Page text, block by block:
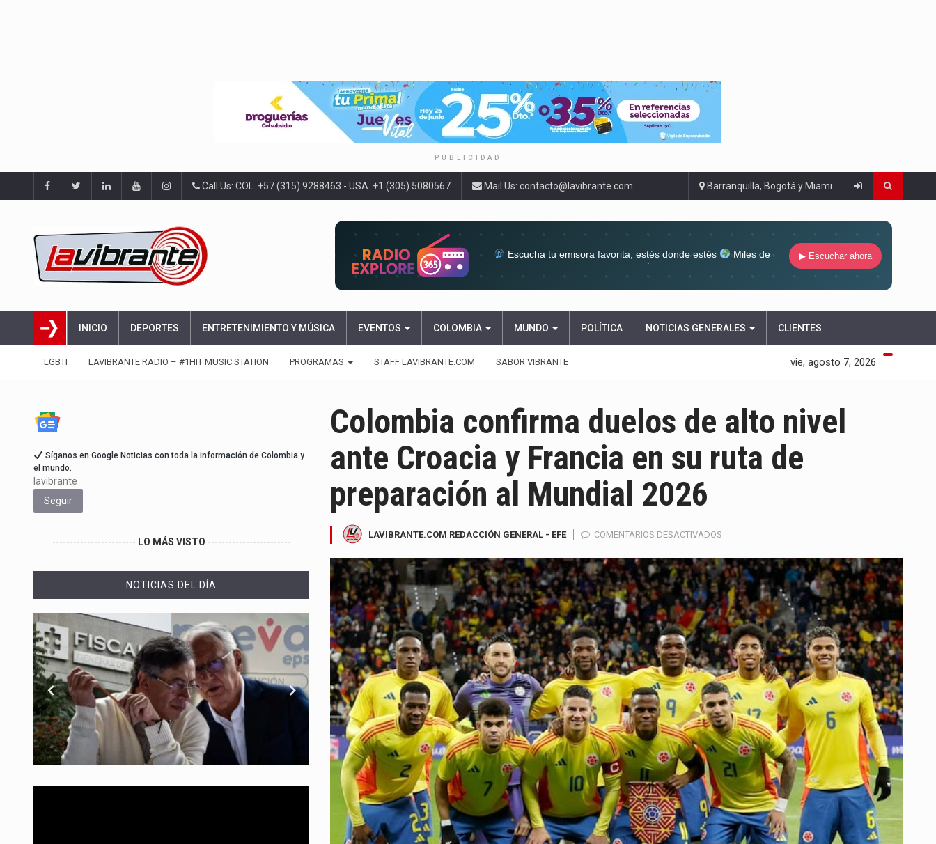
PUBLICIDAD
Call Us: COL. +57 (315) 9288463 - USA. +1 (305) 5080567 Mail Us: contacto@lavibrante.com Barranquilla, Bogotá y Miami
Escucha tu emisora favorita, estés donde estés
Miles de
▶ Escuchar ahora
INICIO DEPORTES ENTRETENIMIENTO Y MÚSICA EVENTOS COLOMBIA MUNDO POLÍTICA NOTICIAS GENERALES CLIENTES
LGBTI LAVIBRANTE RADIO – #1HIT MUSIC STATION PROGRAMAS STAFF LAVIBRANTE.COM SABOR VIBRANTE vie, agosto 7, 2026
Colombia confirma duelos de alto nivel
ante Croacia y Francia en su ruta de
preparación al Mundial 2026
LAVIBRANTE.COM REDACCIÓN GENERAL - EFE COMENTARIOS DESACTIVADOS
CONFIRMA
DUELOS
DE
ALTO
NIVEL
ANTE
CROACIA
Y
FRANCIA
EN
SU
RUTA
DE
PREPARACIÓN
AL
MUNDIAL
2026
Síganos en Google Noticias con toda la información de Colombia y
el mundo.
lavibrante
Seguir
------------------------ LO MÁS VISTO ------------------------
NOTICIAS DEL DÍA